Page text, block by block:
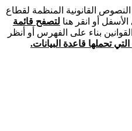
القانونية المنظمة لقطاع
أو انقر هنا لتصفح قائمة
القوانين بناء على الفهرس أو أنظر
تحملها قاعدة البيانات.